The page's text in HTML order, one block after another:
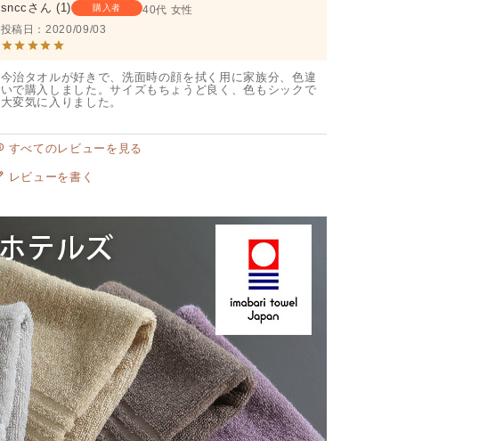
sncc 1 購入者 40代 女性
投稿日
2020/09/03
今治タオルが好きで、洗面時の顔を拭く用に家族分、色違
いで購入しました。サイズもちょうど良く、色もシックで
大変気に入りました。
すべてのレビューを見る
レビューを書く